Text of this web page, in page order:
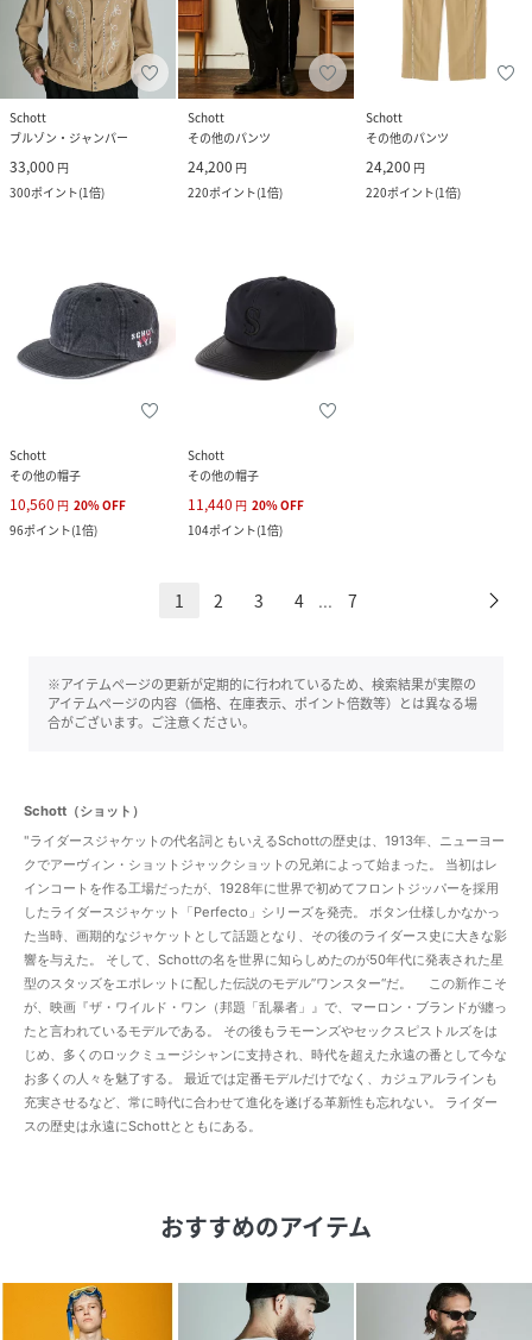
Schott
ブルゾン・ジャンパー
33,000 円
300ポイント(1倍)
Schott
その他のパンツ
24,200 円
220ポイント(1倍)
Schott
その他のパンツ
24,200 円
220ポイント(1倍)
Schott
その他の帽子
10,560 円 20%OFF
96ポイント(1倍)
Schott
その他の帽子
11,440 円 20%OFF
104ポイント(1倍)
1 2 3 4 ... 7
※アイテムページの更新が定期的に行われているため、検索結果が実際の
アイテムページの内容（価格、在庫表示、ポイント倍数等）とは異なる場
合がございます。ご注意ください。
Schott（ショット）
"ライダースジャケットの代名詞ともいえるSchottの歴史は、1913年、ニューヨー
クでアーヴィン・ショットジャックショットの兄弟によって始まった。 当初はレ
インコートを作る工場だったが、1928年に世界で初めてフロントジッパーを採用
したライダースジャケット「Perfecto」シリーズを発売。 ボタン仕様しかなかっ
た当時、画期的なジャケットとして話題となり、その後のライダース史に大きな影
響を与えた。 そして、Schottの名を世界に知らしめたのが50年代に発表された星
型のスタッズをエポレットに配した伝説のモデル”ワンスター“だ。 この新作こそ
が、映画『ザ・ワイルド・ワン（邦題「乱暴者」』で、マーロン・ブランドが纏っ
たと言われているモデルである。 その後もラモーンズやセックスピストルズをは
じめ、多くのロックミュージシャンに支持され、時代を超えた永遠の番として今な
お多くの人々を魅了する。 最近では定番モデルだけでなく、カジュアルラインも
充実させるなど、常に時代に合わせて進化を遂げる革新性も忘れない。 ライダー
スの歴史は永遠にSchottとともにある。
おすすめのアイテム